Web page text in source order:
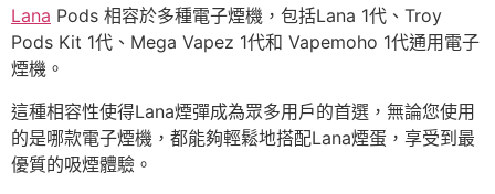
Lana Pods 相容於多種電子煙機，包括Lana 1代、Troy
Pods Kit 1代、Mega Vapez 1代和 Vapemoho 1代通用電子
煙機。
這種相容性使得Lana煙彈成為眾多用戶的首選，無論您使用
的是哪款電子煙機，都能夠輕鬆地搭配Lana煙蛋，享受到最
優質的吸煙體驗。